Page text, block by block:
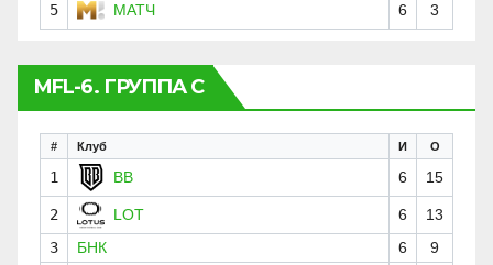
5 МАТЧ 6 3
MFL-6. ГРУППА C
# Клуб И О
1 BB 6 15
2 LOT 6
13
3
БНК 6
9